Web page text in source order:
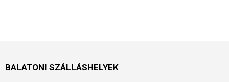
BALATONI SZÁLLÁSHELYEK